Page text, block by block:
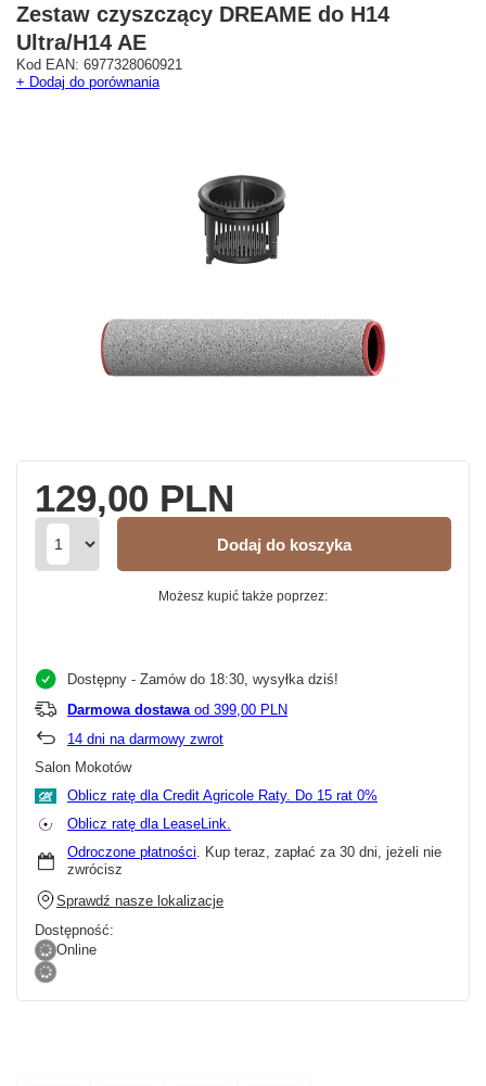
Zestaw czyszczący DREAME do H14
Ultra/H14 AE
Kod EAN: 6977328060921
+ Dodaj do porównania
129,00 PLN
Dodaj do koszyka
Możesz kupić także poprzez:
Dostępny - Zamów do 18:30, wysyłka dziś!
Darmowa dostawa od 399,00 PLN
14 dni na darmowy zwrot
Salon Mokotów
Oblicz ratę dla Credit Agricole Raty.
Oblicz ratę dla LeaseLink.
Odroczone płatności. Kup teraz, zapłać za 30 dni, jeżeli nie
zwrócisz
Sprawdź nasze lokalizacje
Dostępność:
Online